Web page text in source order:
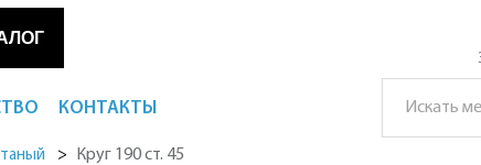
КОНТАКТЫ
Круг 190 ст. 45